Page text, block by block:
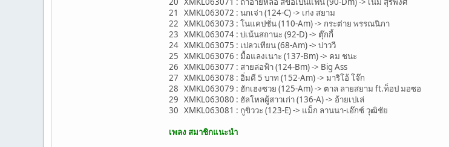
21 XMKL063072 : นกเจ่า (124-C) -> เก่ง สยาม
22 XMKL063073 : โนแคปชั่น (110-Am) -> กระต่าย พรรณนิภา
23 XMKL063074 : บ่เน้นสถานะ (92-D) -> ตุ๊กกี้
24 XMKL063075 : เปลวเทียน (68-Am) -> บ่าววี
25 XMKL063076 : มื้อแลงเนาะ (137-Bm) -> คม ชนะ
26 XMKL063077 : สายล่อฟ้า (124-Bm) -> Big Ass
27 XMKL063078 : อิ่มดี 5 บาท (152-Am) -> มาริโอ้ โจ๊ก
28 XMKL063079 : ฮักเฮงซวย (125-Am) -> ตาล ลายสยาม ft.ท็อป มอซอ
29 XMKL063080 : ฮัลโหลผู้สาวเก่า (136-A) -> อ้ายเปเล่
30 XMKL063081 : กูขิววะ (123-E) -> แม็ก ลานนา-เอ๊กซ์ วุฒิชัย
เพลง สมาชิกแนะนำ